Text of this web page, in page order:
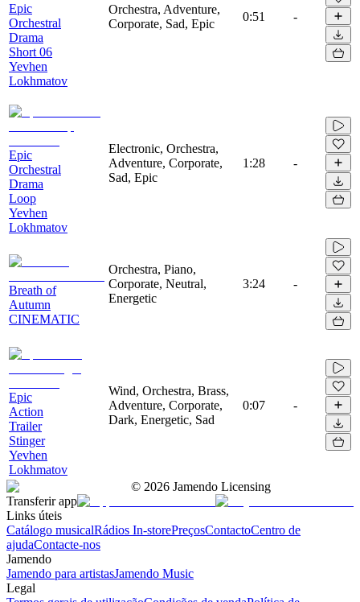
Epic
Orchestral
Drama
Short 06
Yevhen
Lokhmatov
Orchestra, Adventure,
Corporate, Sad, Epic
0:51 -
Epic
Orchestral
Drama
Loop
Yevhen
Lokhmatov
Electronic, Orchestra,
Adventure, Corporate,
Sad, Epic
1:28 -
Breath of
Autumn
CINEMATIC
Orchestra, Piano,
Corporate, Neutral,
Energetic
3:24 -
Epic
Action
Trailer
Stinger
Yevhen
Lokhmatov
Wind, Orchestra, Brass,
Adventure, Corporate,
Dark, Energetic, Sad
0:07 -
© 2026 Jamendo Licensing
Transferir app
Links úteis
Catálogo musicalRádios In-storePreçosContactoCentro de
ajudaContacte-nos
Jamendo
Jamendo para artistasJamendo Music
Legal